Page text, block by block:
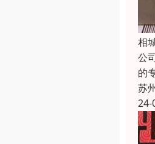
相
公
的
苏
24-